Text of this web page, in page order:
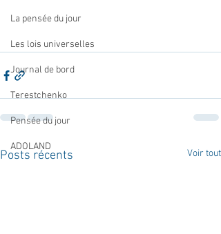
La pensée du jour
Les lois universelles
Journal de bord
Terestchenko
Pensée du jour
ADOLAND
Posts récents Voir tout